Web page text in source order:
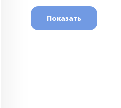
Показать